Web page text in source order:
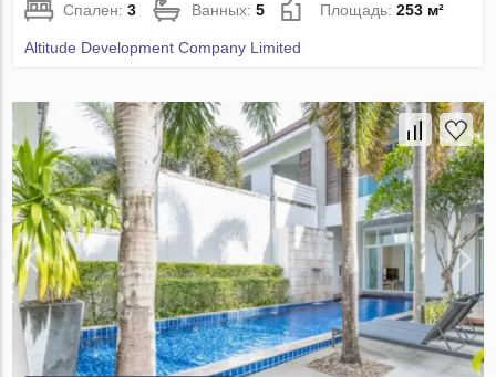
Спален:3 Ванных:5 Площадь:253 м²
Altitude Development Company Limited